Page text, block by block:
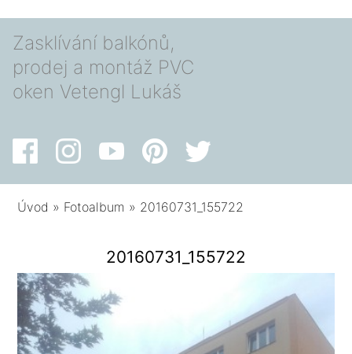
Zasklívání balkónů,
prodej a montáž PVC
oken Vetengl Lukáš
Úvod » Fotoalbum » 20160731_155722
20160731_155722